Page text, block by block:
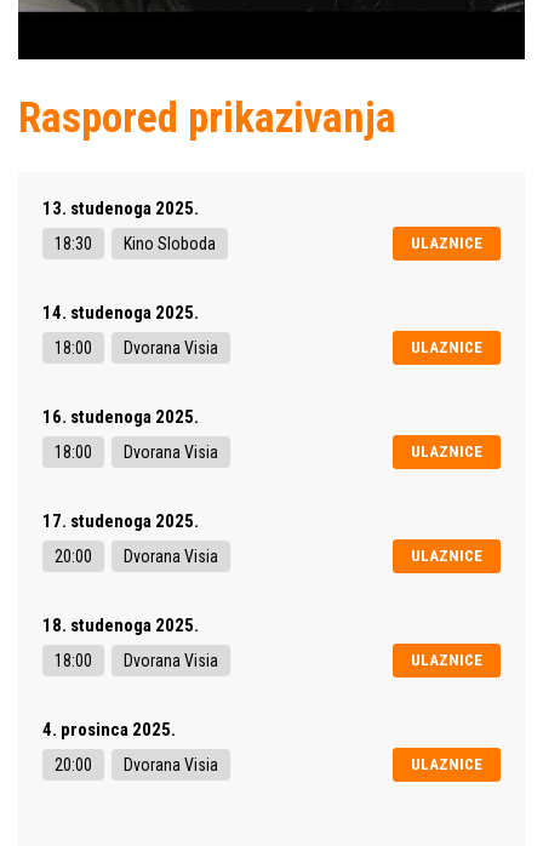
Raspored prikazivanja
13. studenoga 2025.
ULAZNICE
18:30 Kino Sloboda
14. studenoga 2025.
ULAZNICE
18:00 Dvorana Visia
16. studenoga 2025.
ULAZNICE
18:00 Dvorana Visia
17. studenoga 2025.
ULAZNICE
20:00 Dvorana Visia
18. studenoga 2025.
ULAZNICE
18:00 Dvorana Visia
4. prosinca 2025.
ULAZNICE
20:00 Dvorana Visia